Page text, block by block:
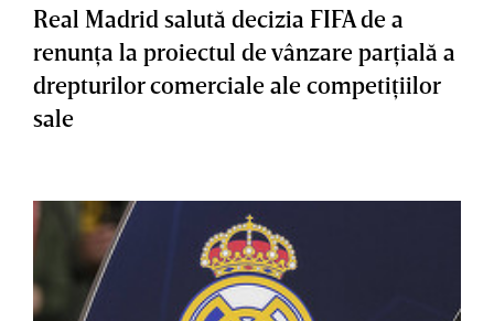
Real Madrid salută decizia FIFA de a
renunţa la proiectul de vânzare parţială a
drepturilor comerciale ale competiţiilor
sale